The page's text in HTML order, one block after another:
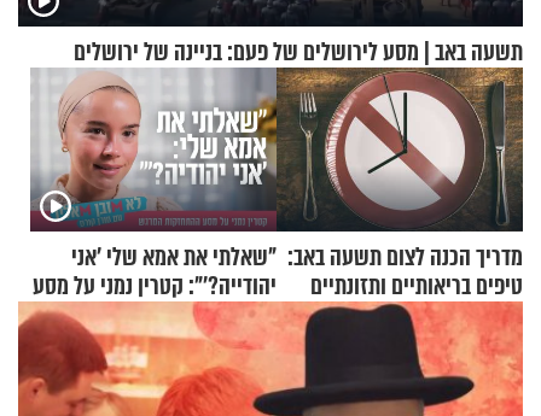
תשעה באב | מסע לירושלים של פעם: בניינה של ירושלים
מדריך הכנה לצום תשעה באב:
טיפים בריאותיים ותזונתיים
לשמירה על הגוף
"שאלתי את אמא שלי 'אני
יהודייה?'": קטרין נמני על מסע
ההתחזקות המרגש